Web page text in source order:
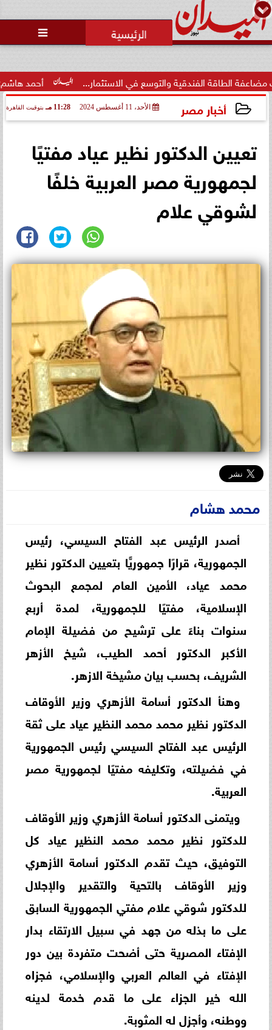

أحمد هاشم: الإعلام مُطالب والتوسع في الاستثمار...
أخبار مصر الأحد، 11 أغسطس 2024 11:28 مـ بتوقيت القاهرة
تعيين الدكتور نظير عياد مفتيًا
لجمهورية مصر العربية خلفًا
لشوقي علام
محمد هشام
أصدر الرئيس عبد الفتاح السيسي، رئيس
الجمهورية، قرارًا جمهوريًّا بتعيين الدكتور نظير
محمد عياد، الأمين العام لمجمع البحوث
الإسلامية، مفتيًا للجمهورية، لمدة أربع
سنوات بناءً على ترشيح من فضيلة الإمام
الأكبر الدكتور أحمد الطيب، شيخ الأزهر
الشريف، بحسب بيان مشيخة الازهر.
وهنأ الدكتور أسامة الأزهري وزير الأوقاف
الدكتور نظير محمد محمد النظير عياد على ثقة
الرئيس عبد الفتاح السيسي رئيس الجمهورية
في فضيلته، وتكليفه مفتيًا لجمهورية مصر
العربية.
ويتمنى الدكتور أسامة الأزهري وزير الأوقاف
للدكتور نظير محمد محمد النظير عياد كل
التوفيق، حيث تقدم الدكتور أسامة الأزهري
وزير الأوقاف بالتحية والتقدير والإجلال
للدكتور شوقي علام مفتي الجمهورية السابق
على ما بذله من جهد في سبيل الارتقاء بدار
الإفتاء المصرية حتى أضحت متفردة بين دور
الإفتاء في العالم العربي والإسلامي، فجزاه
الله خير الجزاء على ما قدم خدمة لدينه
ووطنه، وأجزل له المثوبة.
رئيس منيا القمح بالشرقية: تبذل
جهوداً مكثفة لتحسين الخدمات